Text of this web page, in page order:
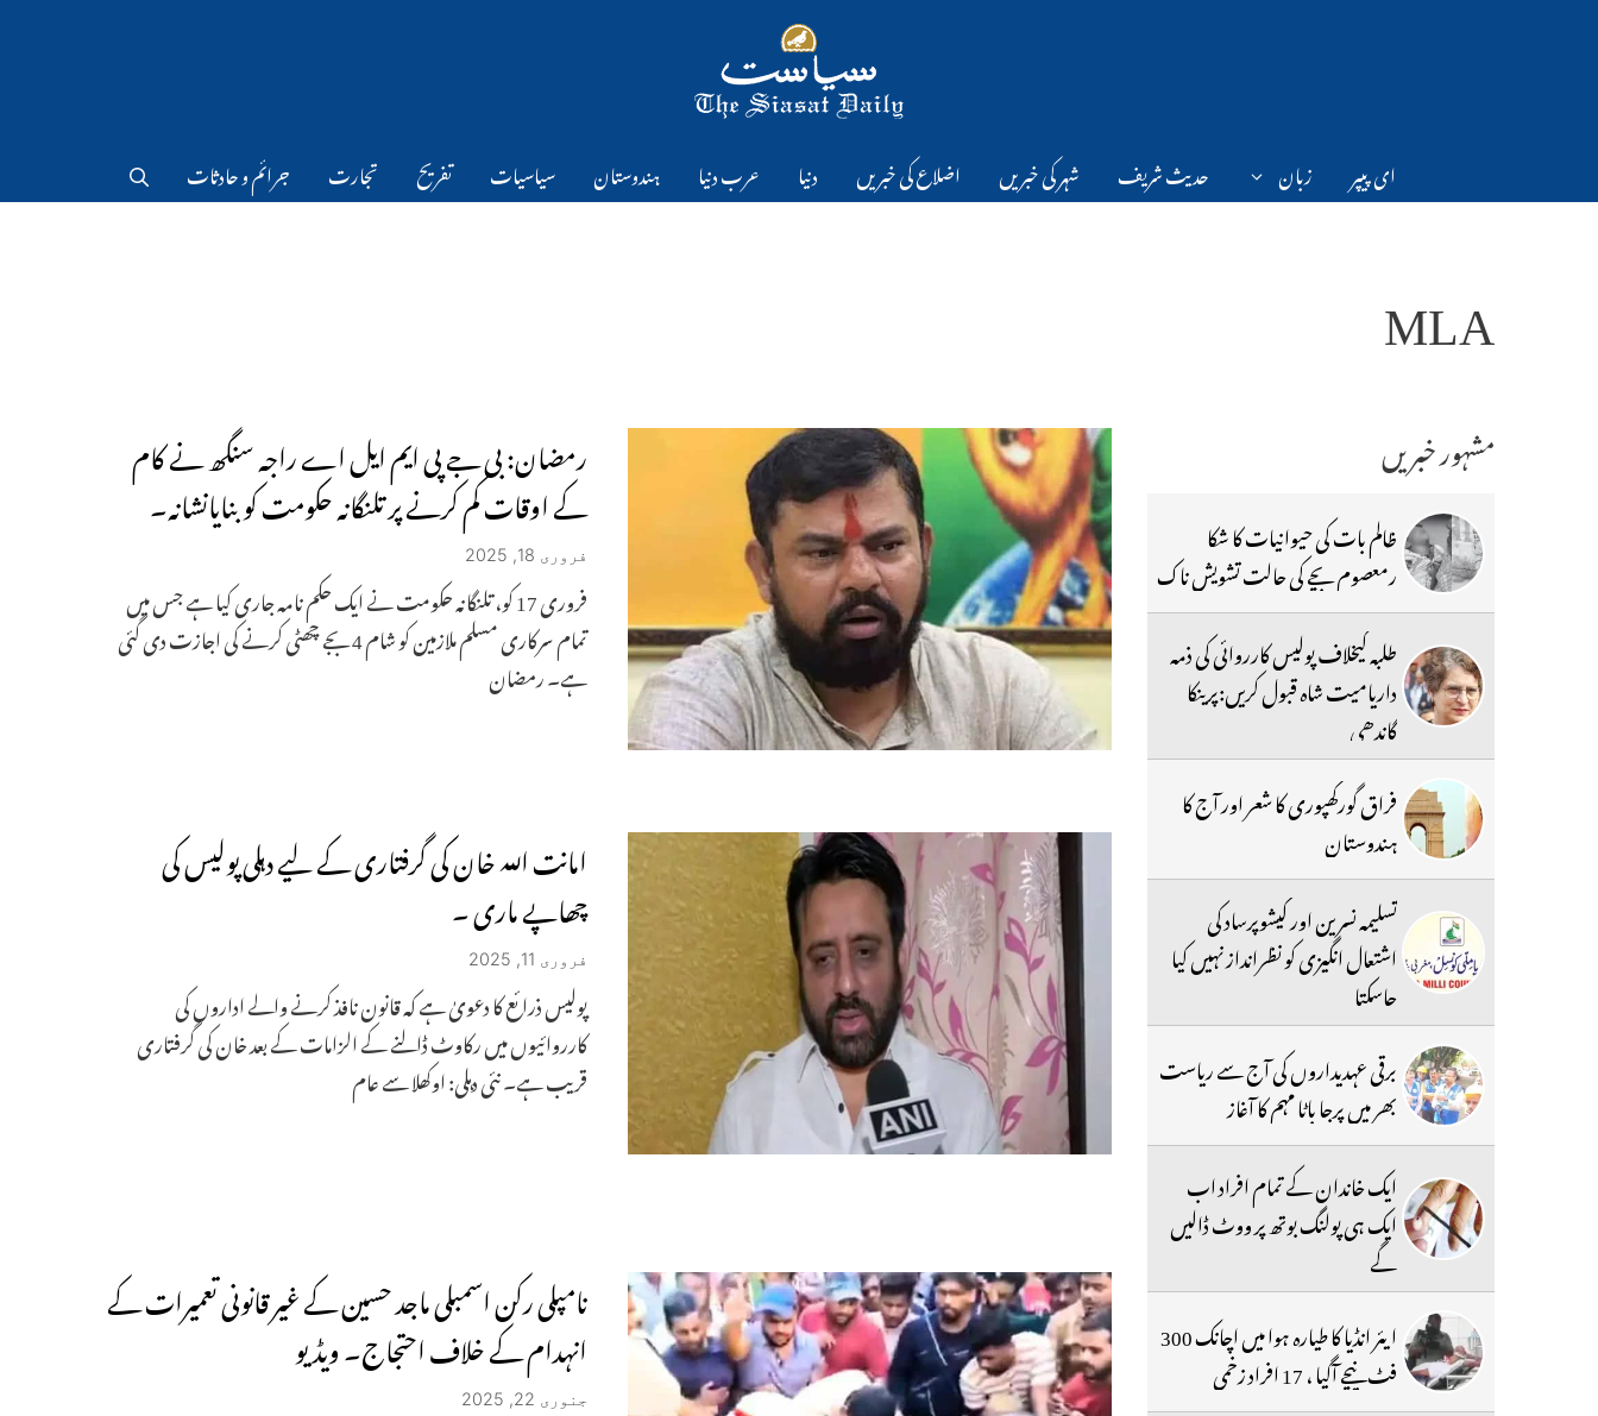
ای پیپر زبان حدیث شریف شہر کی خبریں اضلاع کی خبریں دنیا عرب دنیا ہندوستان سیاسیات تفریح تجارت جرائم و حادثات
MLA
رمضان: بی جے پی ایم ایل اے راجہ سنگھ نے کام
کے اوقات کم کرنے پر تلنگانہ حکومت کوبنایانشانہ۔
فروری 18, 2025
فروری 17 کو، تلنگانہ حکومت نے ایک حکم نامہ جاری کیا ہے جس میں
تمام سرکاری مسلم ملازمین کو شام 4 بجے چھٹی کرنے کی اجازت دی گئی
ہے۔ رمضان
امانت اللہ خان کی گرفتاری کے لیے دہلی پولیس کی
چھاپے ماری ۔
فروری 11, 2025
پولیس ذرائع کا دعویٰ ہے کہ قانون نافذ کرنے والے اداروں کی
کارروائیوں میں رکاوٹ ڈالنے کے الزامات کے بعد خان کی گرفتاری
قریب ہے۔ نئی دہلی: اوکھلا سے عام
نامپلی رکن اسمبلی ماجد حسین کے غیر قانونی تعمیرات کے
انہدام کے خلاف احتجاج۔ ویڈیو
جنوری 22, 2025
مشہور خبریں
ظالم بات کی حیوانیات کا شکا
رمعصوم بچے کی حالت تشویش ناک
طلبہ کیخلاف پولیس کارروائی کی ذمہ
داریامیت شاہ قبول کریں:پرینکا
گاندھی
فراق گورکھپوری کا شعر اور آج کا
ہندوستان
تسلیمہ نسرین اور کیشوپرساد کی
اشتعال انگیزی کو نظرانداز نہیں کیا
جاسکتا
برقی عہدیداروں کی آج سے ریاست
بھر میں پرجا باٹا مہم کا آغاز
ایک خاندان کے تمام افراد اب
ایک ہی پولنگ بوتھ پر ووٹ ڈالیں
گے
ایئر انڈیا کا طیارہ ہوا میں اچانک 300
فٹ نیچے آگیا ، 17 افراد زخمی